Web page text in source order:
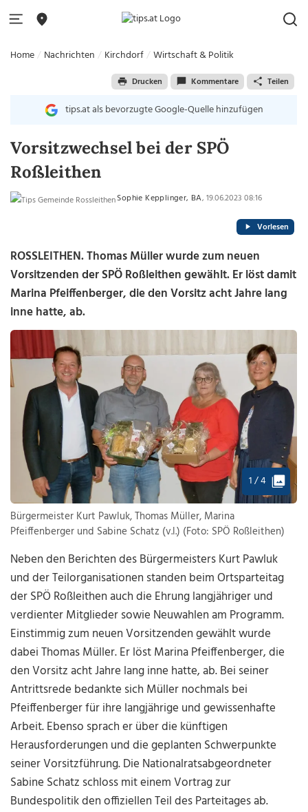
Home Nachrichten Kirchdorf Wirtschaft & Politik
Drucken Kommentare Teilen
tips.at als bevorzugte Google-Quelle hinzufügen
Vorsitzwechsel bei der SPÖ
Roßleithen
Sophie Kepplinger, BA, 19.06.2023 08:16
Vorlesen
ROSSLEITHEN. Thomas Müller wurde zum neuen
Vorsitzenden der SPÖ Roßleithen gewählt. Er löst damit
Marina Pfeiffenberger, die den Vorsitz acht Jahre lang
inne hatte, ab.
1 / 4
Bürgermeister Kurt Pawluk, Thomas Müller, Marina
Pfeiffenberger und Sabine Schatz (v.l.) (Foto: SPÖ Roßleithen)
Neben den Berichten des Bürgermeisters Kurt Pawluk
und der Teilorganisationen standen beim Ortsparteitag
der SPÖ Roßleithen auch die Ehrung langjähriger und
verdienter Mitglieder sowie Neuwahlen am Programm.
Einstimmig zum neuen Vorsitzenden gewählt wurde
dabei Thomas Müller. Er löst Marina Pfeiffenberger, die
den Vorsitz acht Jahre lang inne hatte, ab. Bei seiner
Antrittsrede bedankte sich Müller nochmals bei
Pfeiffenberger für ihre langjährige und gewissenhafte
Arbeit. Ebenso sprach er über die künftigen
Herausforderungen und die geplanten Schwerpunkte
seiner Vorsitzführung. Die Nationalratsabgeordneter
Sabine Schatz schloss mit einem Vortrag zur
Bundespolitik den offiziellen Teil des Parteitages ab.